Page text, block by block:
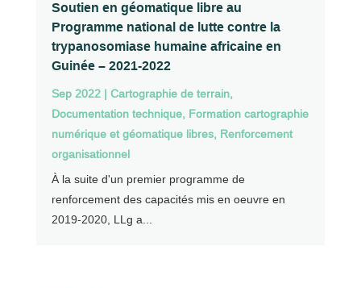
Soutien en géomatique libre au
Programme national de lutte contre la
trypanosomiase humaine africaine en
Guinée – 2021-2022
Sep 2022| Cartographie de terrain,
Documentation technique, Formation cartographie
numérique et géomatique libres, Renforcement
organisationnel
À la suite d'un premier programme de
renforcement des capacités mis en oeuvre en
2019-2020, LLg a...